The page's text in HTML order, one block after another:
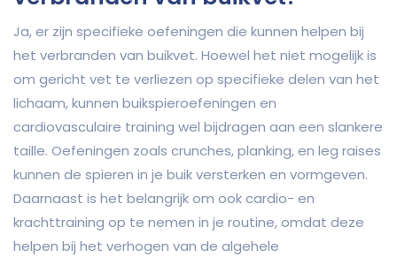
Ja, er zijn specifieke oefeningen die kunnen helpen bij
het verbranden van buikvet. Hoewel het niet mogelijk is
om gericht vet te verliezen op specifieke delen van het
lichaam, kunnen buikspieroefeningen en
cardiovasculaire training wel bijdragen aan een slankere
taille. Oefeningen zoals crunches, planking, en leg raises
kunnen de spieren in je buik versterken en vormgeven.
Daarnaast is het belangrijk om ook cardio- en
krachttraining op te nemen in je routine, omdat deze
helpen bij het verhogen van de algehele